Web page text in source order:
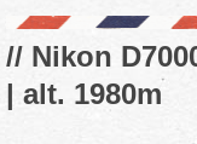
// Nikon
| alt. 1980m